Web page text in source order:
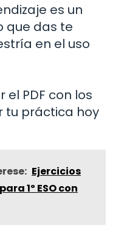
es un
que das te
en el uso
el PDF con los
tu práctica hoy
Ejercicios
1º ESO con